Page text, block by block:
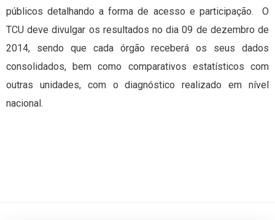
públicos detalhando a forma de acesso e participação. O
TCU deve divulgar os resultados no dia 09 de dezembro de
2014, sendo que cada órgão receberá os seus dados
consolidados, bem como comparativos estatísticos com
outras unidades, com o diagnóstico realizado em nível
nacional.